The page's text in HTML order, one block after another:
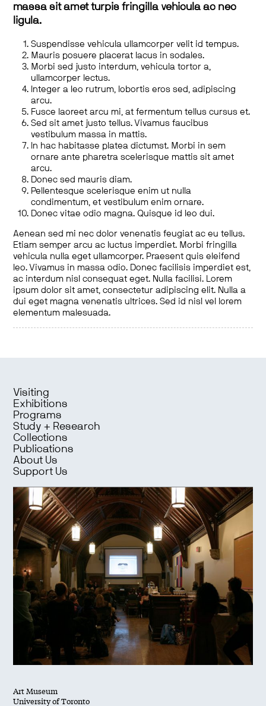
massa sit amet turpis fringilla vehicula ac nec
ligula.
Suspendisse vehicula ullamcorper velit id tempus.
Mauris posuere placerat lacus in sodales.
Morbi sed justo interdum, vehicula tortor a,
ullamcorper lectus.
Integer a leo rutrum, lobortis eros sed, adipiscing
arcu.
Fusce laoreet arcu mi, at fermentum tellus cursus et.
Sed sit amet justo tellus. Vivamus faucibus
vestibulum massa in mattis.
In hac habitasse platea dictumst. Morbi in sem
ornare ante pharetra scelerisque mattis sit amet
arcu.
Donec sed mauris diam.
Pellentesque scelerisque enim ut nulla
condimentum, et vestibulum enim ornare.
Donec vitae odio magna. Quisque id leo dui.
Aenean sed mi nec dolor venenatis feugiat ac eu tellus.
Etiam semper arcu ac luctus imperdiet. Morbi fringilla
vehicula nulla eget ullamcorper. Praesent quis eleifend
leo. Vivamus in massa odio. Donec facilisis imperdiet est,
ac interdum nisl consequat eget. Nulla facilisi. Lorem
ipsum dolor sit amet, consectetur adipiscing elit. Nulla a
dui eget magna venenatis ultrices. Sed id nisl vel lorem
elementum malesuada.
Visiting
Exhibitions
Programs
Study + Research
Collections
Publications
About Us
Support Us
Art Museum
University of Toronto